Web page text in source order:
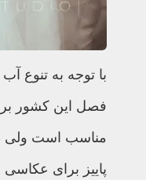
با توجه به تنوع آب
فصل این کشور
مناسب است ولی
پاییز برای